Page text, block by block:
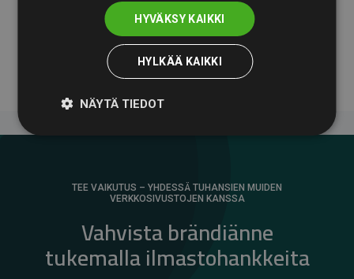
arvioiduista CO₂-päästöistä
jäsenverkkosivustoilla –
selkeä todiste toimintatapamme todellisesta
TEE VAIKUTUS – YHDESSÄ TUHANSIEN MUIDEN
VERKKOSIVUSTOJEN KANSSA
Vahvista brändiänne
tukemalla ilmastohankkeita
HYVÄKSY KAIKKI
HYLKÄÄ KAIKKI
NÄYTÄ TIEDOT